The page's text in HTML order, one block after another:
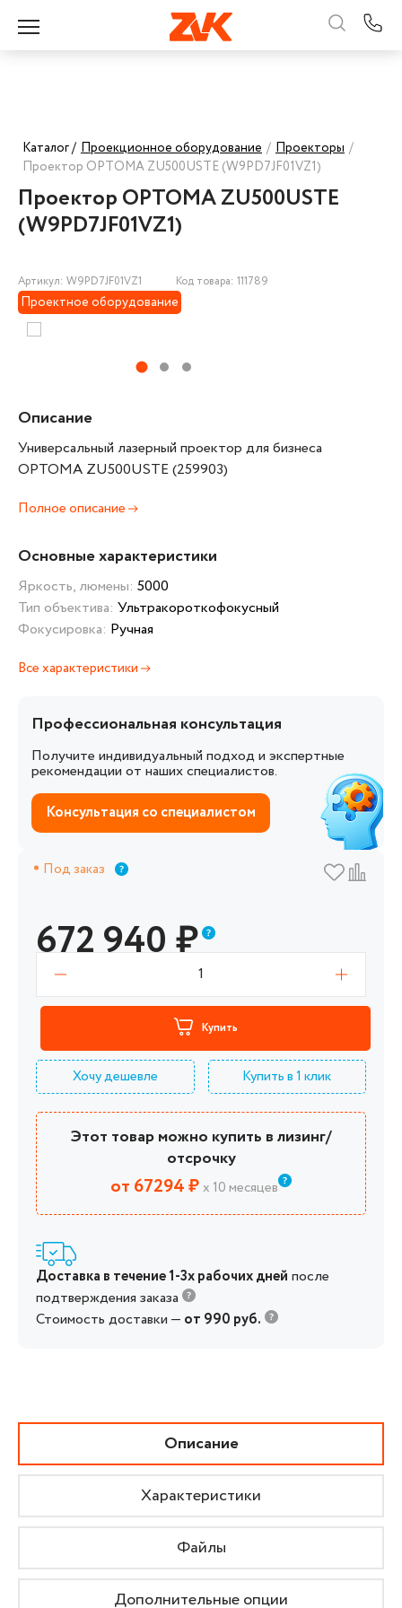
Каталог / Проекционное оборудование / Проекторы /
Проектор OPTOMA ZU500USTE (W9PD7JF01VZ1)
Проектор OPTOMA ZU500USTE
(W9PD7JF01VZ1)
Артикул: W9PD7JF01VZ1 Код товара: 111789
Проектное оборудование
Описание
Универсальный лазерный проектор для бизнеса
OPTOMA ZU500USTE (259903)
Полное описание
Основные характеристики
Яркость, люмены: 5000
Тип объектива: Ультракороткофокусный
Фокусировка: Ручная
Все характеристики
Профессиональная консультация
Получите индивидуальный подход и экспертные
рекомендации от наших специалистов.
Консультация со специалистом
Под заказ
672 940₽
1
Купить
Хочу дешевле Купить в 1 клик
Этот товар можно купить в лизинг/
отсрочку
от 67294 ₽х 10 месяцев
Доставка в течение 1-3х рабочих дней после
подтверждения заказа
Стоимость доставки — от 990 руб.
Описание
Характеристики
Файлы
Дополнительные опции